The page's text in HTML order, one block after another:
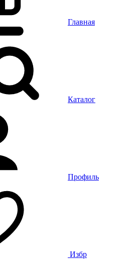
Главная
Каталог
Профиль
Избр